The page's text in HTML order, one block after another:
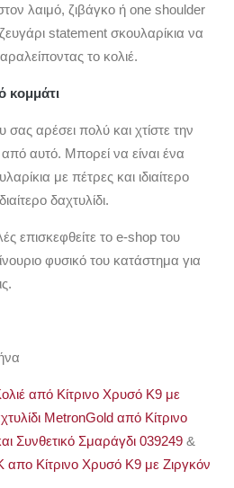
λαιμό, ζιβάγκο ή οne shoulder
statement σκουλαρίκια να
το κολιέ.
κομμάτι
αρέσει πολύ και χτίστε την
αυτό. Μπορεί να είναι ένα
με πέτρες και ιδιαίτερο
δαχτυλίδι.
επισκεφθείτε το e-shop του
φυσικό του κατάστημα για
από Κίτρινο Χρυσό Κ9 με
MetronGold από Κίτρινο
Συνθετικό Σμαράγδι 039249 &
Κίτρινο Χρυσό Κ9 με Ζιργκόν